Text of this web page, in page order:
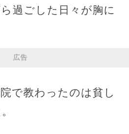
過ごした日々が胸に
広告
で教わったのは貧し